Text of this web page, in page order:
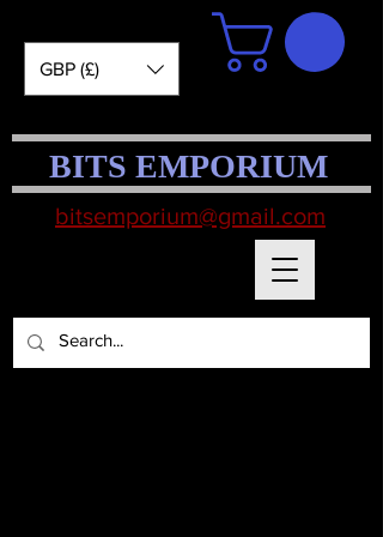
BITS EMPORIUM
GBP (£)
bitsemporium@gmail.com